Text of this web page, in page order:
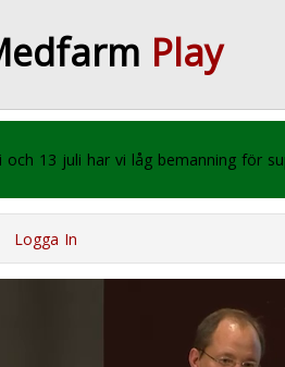
Play
och 13 juli har vi låg bemanning för
Logga In